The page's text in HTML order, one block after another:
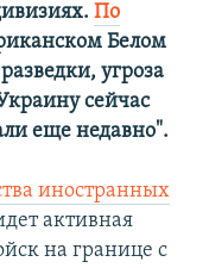
По
Белом
угроза
сейчас
еще недавно".
иностранных
активная
на границе с